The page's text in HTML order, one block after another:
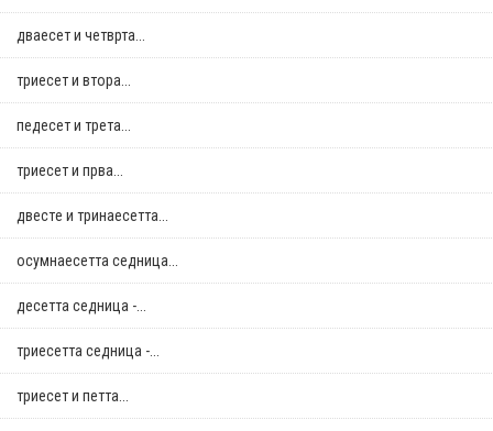
дваесет и четврта...
триесет и втора...
педесет и трета...
триесет и прва...
двестe и тринаесетта...
осумнaесетта седница...
десетта седница -...
триесетта седница -...
триесет и петта...